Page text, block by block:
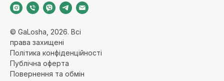
© GaLosha, 2026. Всі
права захищені
Політика конфіденційності
Публічна оферта
Повернення та обмін